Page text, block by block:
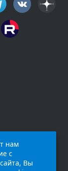
нам
с
Вы